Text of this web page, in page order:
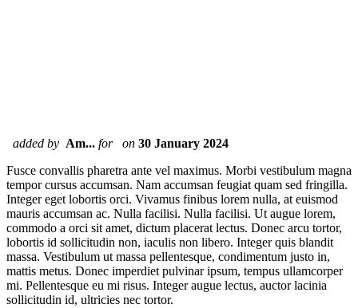
added by Am... for on 30 January 2024
Fusce convallis pharetra ante vel maximus. Morbi vestibulum magna
tempor cursus accumsan. Nam accumsan feugiat quam sed fringilla.
Integer eget lobortis orci. Vivamus finibus lorem nulla, at euismod
mauris accumsan ac. Nulla facilisi. Nulla facilisi. Ut augue lorem,
commodo a orci sit amet, dictum placerat lectus. Donec arcu tortor,
lobortis id sollicitudin non, iaculis non libero. Integer quis blandit
massa. Vestibulum ut massa pellentesque, condimentum justo in,
mattis metus. Donec imperdiet pulvinar ipsum, tempus ullamcorper
mi. Pellentesque eu mi risus. Integer augue lectus, auctor lacinia
sollicitudin id, ultricies nec tortor.